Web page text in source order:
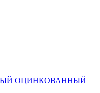
ОЦИНКОВАННЫЙ